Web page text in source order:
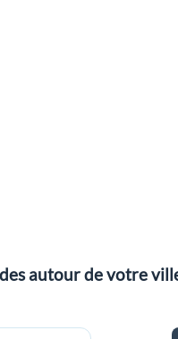
autour de votre